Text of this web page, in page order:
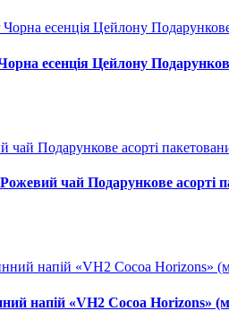
есенція Цейлону
чай Подарункове асорті
напій «VH2 Cocoa Horizons»